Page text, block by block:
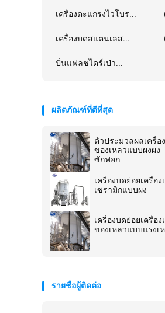
เครื่องตะแกรงไวโบร...
เครื่องบดสแตนเลส...
ปั่นแฟลชไดร์เป่า...
ผลิตภัณฑ์ที่ดีที่สุด
ตัวประมวลผลเครื่อ
ของเหลวแบบผงผง
ซักฟอก
เครื่องบดย่อยเครื่อง
เซรามิกแบบผง
เครื่องบดย่อยเครื่อง
ของเหลวแบบแรงเ
รายชื่อผู้ติดต่อ